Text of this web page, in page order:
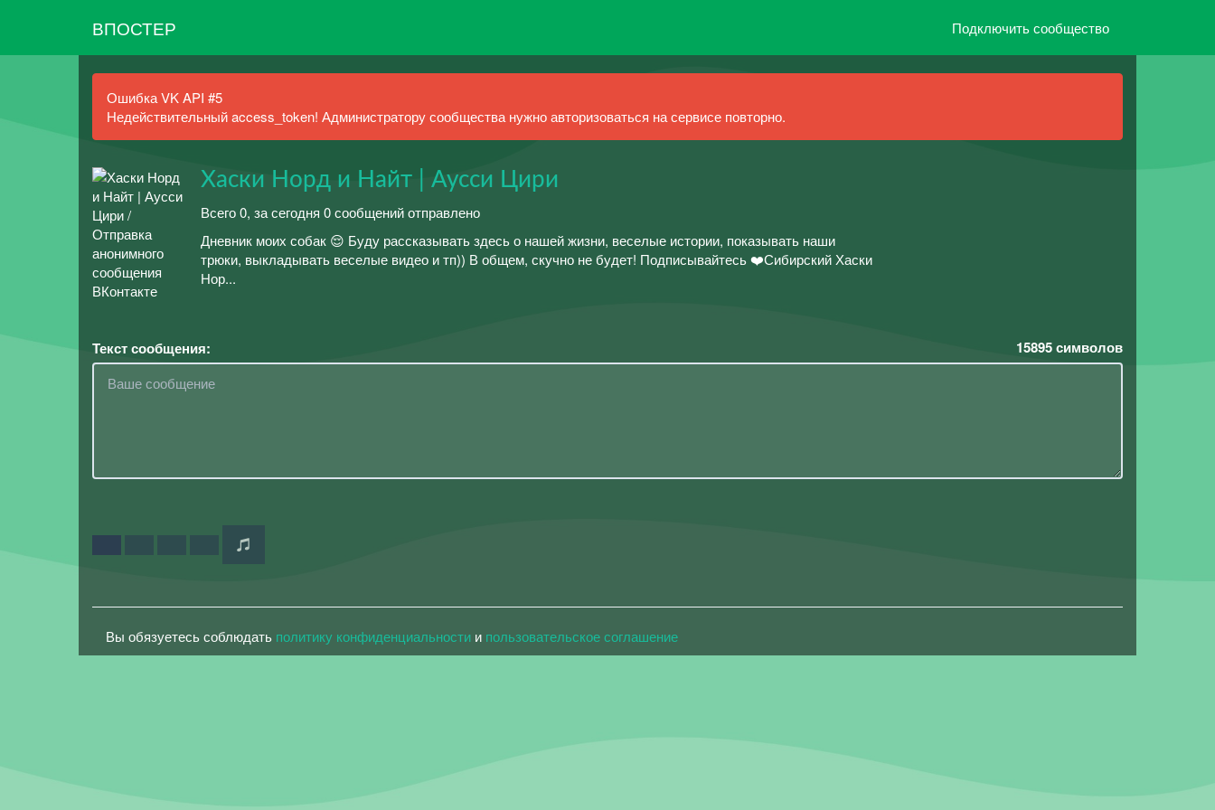
ВПОСТЕР Подключить сообщество
Ошибка VK API #5
Недействительный access_token! Администратору сообщества нужно авторизоваться на сервисе повторно.
Хаски Норд и Найт | Аусси Цири
Всего 0, за сегодня 0 сообщений отправлено
Дневник моих собак 😌 Буду рассказывать здесь о нашей жизни, веселые истории, показывать наши
трюки, выкладывать веселые видео и тп)) В общем, скучно не будет! Подписывайтесь ❤️Сибирский Хаски
Нор...
Текст сообщения: 15895символов
Вы обязуетесь соблюдать политику конфиденциальности и пользовательское соглашение